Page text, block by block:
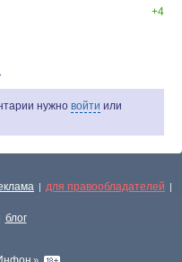
+4
нужно войти или
| для правообладателей |
блог